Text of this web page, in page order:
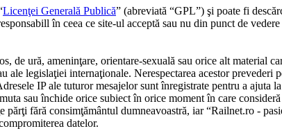
Licenţei Generală Publică” (abreviată “GPL”) şi poate fi
în ceea ce site-ul acceptă sau nu din punct de
de ură, ameninţare, orientare-sexuală sau orice alt material
legislaţiei internaţionale. Nerespectarea acestor prevederi
IP ale tuturor mesajelor sunt înregistrate pentru a ajuta
sau închide orice subiect în orice moment în care
fără consimţământul dumneavoastră, iar “Railnet.ro -
datelor.